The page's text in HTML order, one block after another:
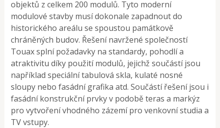
objektů z celkem 200 modulů. Tyto moderní
modulové stavby musí dokonale zapadnout do
historického areálu se spoustou památkově
chráněných budov. Řešení navržené společností
Touax splní požadavky na standardy, pohodlí a
atraktivitu díky použití modulů, jejichž součástí jsou
například speciální tabulová skla, kulaté nosné
sloupy nebo fasádní grafika atd. Součástí řešení jsou i
fasádní konstrukční prvky v podobě teras a markýz
pro vytvoření vhodného zázemí pro venkovní studia a
TV vstupy.